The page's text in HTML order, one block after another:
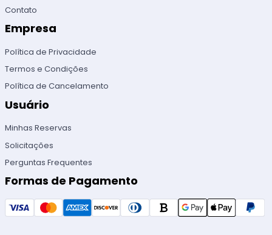
Contato
Empresa
Política de Privacidade
Termos e Condições
Política de Cancelamento
Usuário
Minhas Reservas
Solicitações
Perguntas Frequentes
Formas de Pagamento